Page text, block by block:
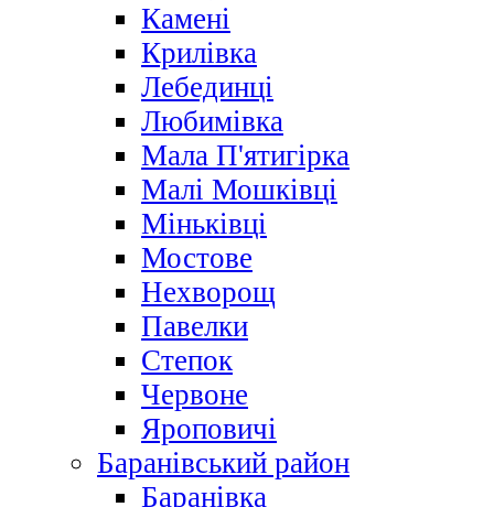
Камені
Крилівка
Лебединці
Любимівка
Мала П'ятигірка
Малі Мошківці
Міньківці
Мостове
Нехворощ
Павелки
Степок
Червоне
Яроповичі
Баранівський район
Баранівка